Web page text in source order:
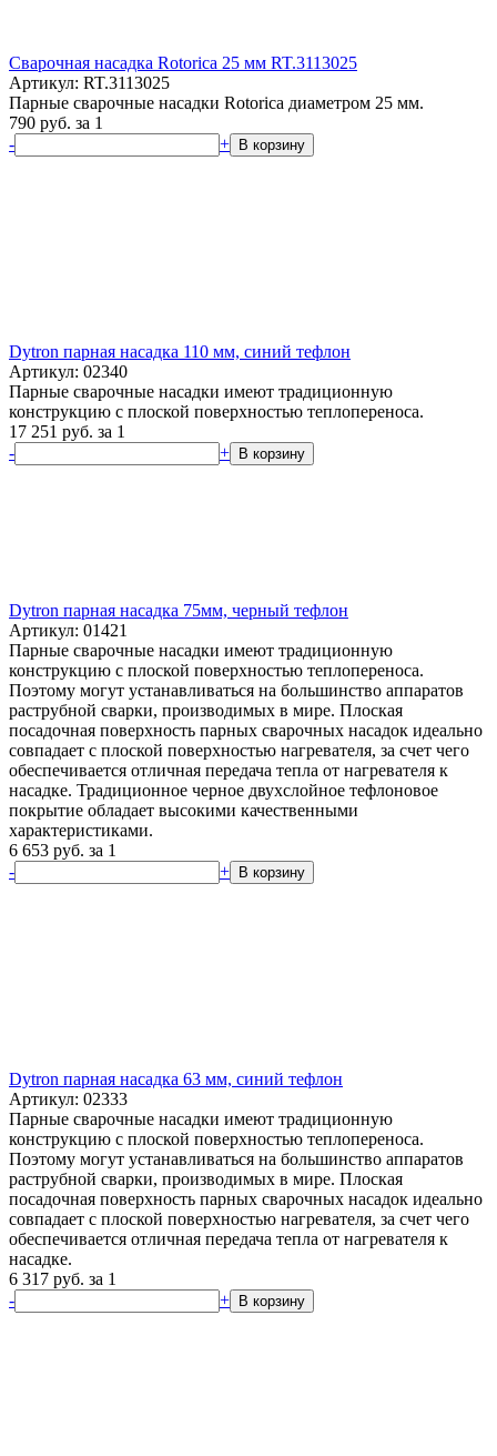
Сварочная насадка Rotorica 25 мм RT.3113025
Артикул: RT.3113025
Парные сварочные насадки Rotorica диаметром 25 мм.
790 руб. за 1
-
+ В корзину
Dytron парная насадка 110 мм, синий тефлон
Артикул: 02340
Парные сварочные насадки имеют традиционную
конструкцию с плоской поверхностью теплопереноса.
17 251 руб. за 1
-
+ В корзину
Dytron парная насадка 75мм, черный тефлон
Артикул: 01421
Парные сварочные насадки имеют традиционную
конструкцию с плоской поверхностью теплопереноса.
Поэтому могут устанавливаться на большинство аппаратов
раструбной сварки, производимых в мире. Плоская
посадочная поверхность парных сварочных насадок идеально
совпадает с плоской поверхностью нагревателя, за счет чего
обеспечивается отличная передача тепла от нагревателя к
насадке. Традиционное черное двухслойное тефлоновое
покрытие обладает высокими качественными
характеристиками.
6 653 руб. за 1
-
+ В корзину
Dytron парная насадка 63 мм, синий тефлон
Артикул: 02333
Парные сварочные насадки имеют традиционную
конструкцию с плоской поверхностью теплопереноса.
Поэтому могут устанавливаться на большинство аппаратов
раструбной сварки, производимых в мире. Плоская
посадочная поверхность парных сварочных насадок идеально
совпадает с плоской поверхностью нагревателя, за счет чего
обеспечивается отличная передача тепла от нагревателя к
насадке.
6 317 руб. за 1
-
+ В корзину